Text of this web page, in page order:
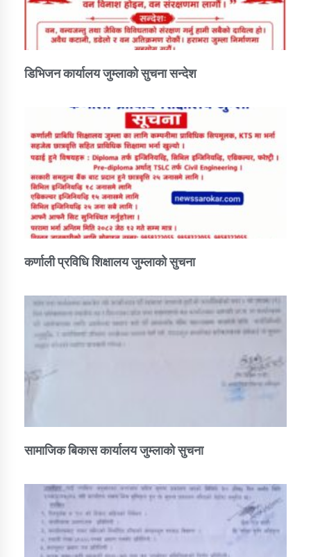
तातोपानी गाउँपालिका जुम्लाको महिला तथा लैङ्गिक हिंसा
सम्बन्धी सूचना सन्देश
तातोपानी गाउँपालिका जुम्लाको महिनावारी सम्बन्धिकाे
सन्देश
तातोपानी गाउँपालिका जुम्लाको बालविवाह सन्देश
तातोपानी गाउँपालिका जुम्लाको सूचना
डिभिजन कार्यालय जुम्लाको सुचना सन्देश
कर्णाली प्रविधि शिक्षालय जुम्लाको सुचना
सामाजिक बिकास कार्यालय जुम्लाकाे सुचना